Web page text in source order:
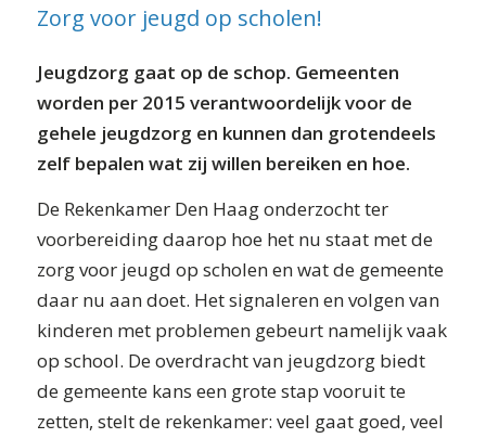
Zorg voor jeugd op scholen!
Jeugdzorg gaat op de schop. Gemeenten
worden per 2015 verantwoordelijk voor de
gehele jeugdzorg en kunnen dan grotendeels
zelf bepalen wat zij willen bereiken en hoe.
De Rekenkamer Den Haag onderzocht ter
voorbereiding daarop hoe het nu staat met de
zorg voor jeugd op scholen en wat de gemeente
daar nu aan doet. Het signaleren en volgen van
kinderen met problemen gebeurt namelijk vaak
op school. De overdracht van jeugdzorg biedt
de gemeente kans een grote stap vooruit te
zetten, stelt de rekenkamer: veel gaat goed, veel